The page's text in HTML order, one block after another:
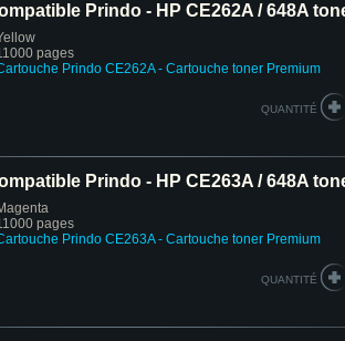
Prindo - HP CE262A / 648A
pages
Prindo CE262A- Cartouche toner Premium
QUANTITÉ
Prindo - HP CE263A / 648A
pages
Prindo CE263A- Cartouche toner Premium
QUANTITÉ